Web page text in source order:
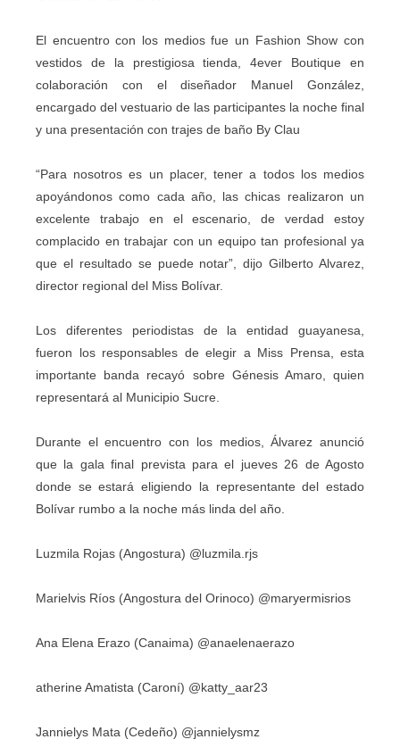
El encuentro con los medios fue un Fashion Show con
vestidos de la prestigiosa tienda, 4ever Boutique en
colaboración con el diseñador Manuel González,
encargado del vestuario de las participantes la noche final
y una presentación con trajes de baño By Clau
“Para nosotros es un placer, tener a todos los medios
apoyándonos como cada año, las chicas realizaron un
excelente trabajo en el escenario, de verdad estoy
complacido en trabajar con un equipo tan profesional ya
que el resultado se puede notar”, dijo Gilberto Alvarez,
director regional del Miss Bolívar.
Los diferentes periodistas de la entidad guayanesa,
fueron los responsables de elegir a Miss Prensa, esta
importante banda recayó sobre Génesis Amaro, quien
representará al Municipio Sucre.
Durante el encuentro con los medios, Álvarez anunció
que la gala final prevista para el jueves 26 de Agosto
donde se estará eligiendo la representante del estado
Bolívar rumbo a la noche más linda del año.
Luzmila Rojas (Angostura) @luzmila.rjs
Marielvis Ríos (Angostura del Orinoco) @maryermisrios
Ana Elena Erazo (Canaima) @anaelenaerazo
atherine Amatista (Caroní) @katty_aar23
Jannielys Mata (Cedeño) @jannielysmz